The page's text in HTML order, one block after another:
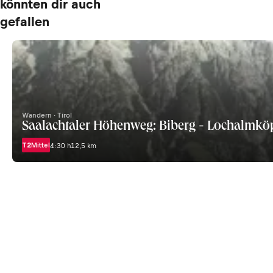
könnten dir auch
gefallen
Wandern · Tirol
Saalachtaler Höhenweg: Biberg -
T2Mittel4:30 h12,5 km